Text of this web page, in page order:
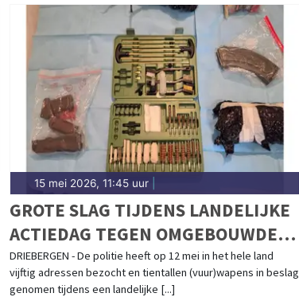
15 mei 2026, 11:45 uur|
GROTE SLAG TIJDENS LANDELIJKE
ACTIEDAG TEGEN OMGEBOUWDE
ALARMPISTOLEN
DRIEBERGEN - De politie heeft op 12 mei in het hele land
vijftig adressen bezocht en tientallen (vuur)wapens in beslag
genomen tijdens een landelijke [...]